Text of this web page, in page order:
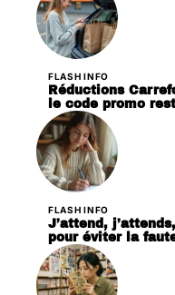
FLASH INFO
Réductions
le code promo
FLASH INFO
J’attend,
pour éviter la